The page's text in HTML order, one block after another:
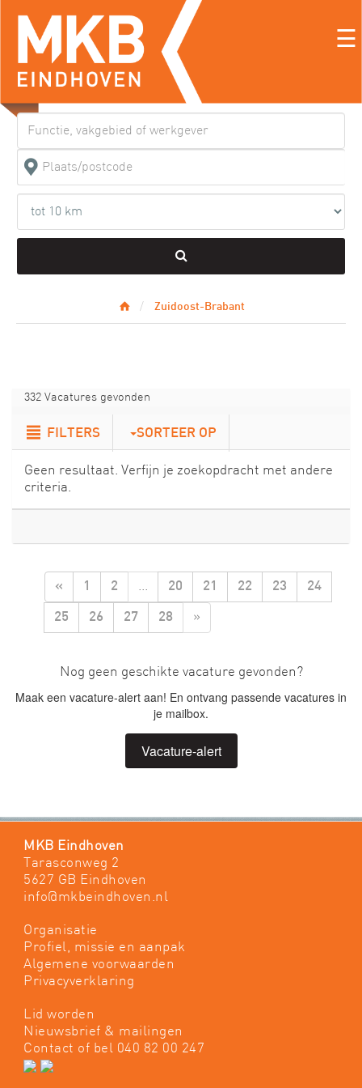
☰
Zuidoost-Brabant
332 Vacatures gevonden
FILTERS SORTEER OP
Geen resultaat. Verfijn je zoekopdracht met andere
criteria.
« 1 2 ... 20 21 22 23 24
25 26 27 28 »
Nog geen geschikte vacature gevonden?
Maak een vacature-alert aan! En ontvang passende vacatures in
je mailbox.
Vacature-alert
MKB Eindhoven
Tarasconweg 2
5627 GB Eindhoven
info@mkbeindhoven.nl
Organisatie
Profiel, missie en aanpak
Algemene voorwaarden
Privacyverklaring
Lid worden
Nieuwsbrief & mailingen
Contact of bel 040 82 00 247